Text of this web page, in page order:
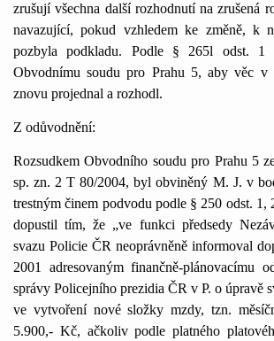
zrušují všechna další rozhodnutí na zrušená
navazující, pokud vzhledem ke změně, k
pozbyla podkladu. Podle § 265l odst. 1
Obvodnímu soudu pro Prahu 5, aby věc v
znovu projednal a rozhodl.
Z odůvodnění:
Rozsudkem Obvodního soudu pro Prahu 5
sp. zn. 2 T 80/2004, byl obviněný M. J. v
trestným činem podvodu podle § 250 odst. 1,
dopustil tím, že „ve funkci předsedy
svazu Policie ČR neoprávněně informoval
2001 adresovaným finančně-plánovacímu
správy Policejního prezidia ČR v P. o úpravě
ve vytvoření nové složky mzdy, tzn.
5.900,- Kč, ačkoliv podle platného